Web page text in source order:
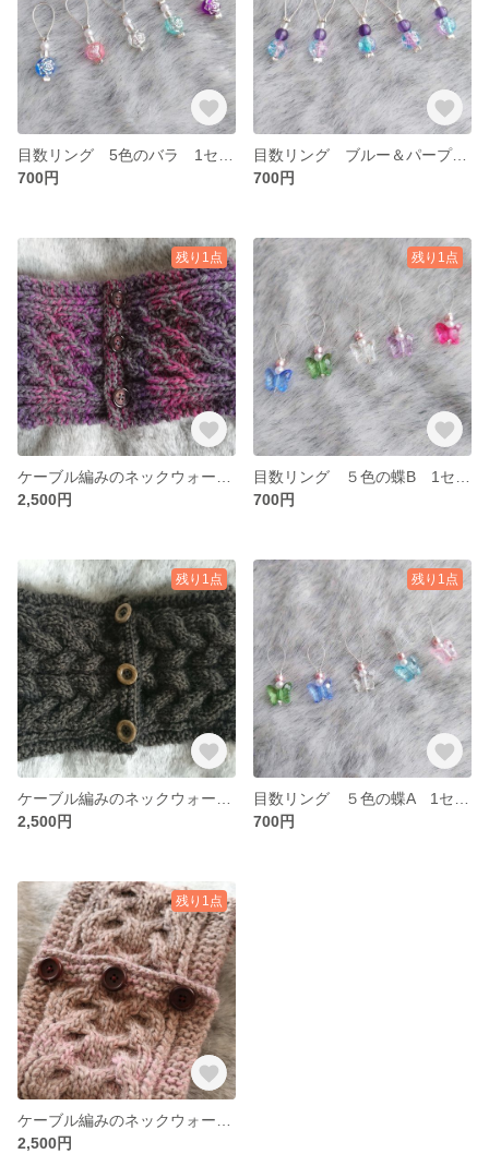
700円
目数リング ブルー＆パープル系 1セット5個入り
700円
残り1点
2,500円
残り1点
700円
残り1点
2,500円
残り1点
700円
残り1点
2,500円